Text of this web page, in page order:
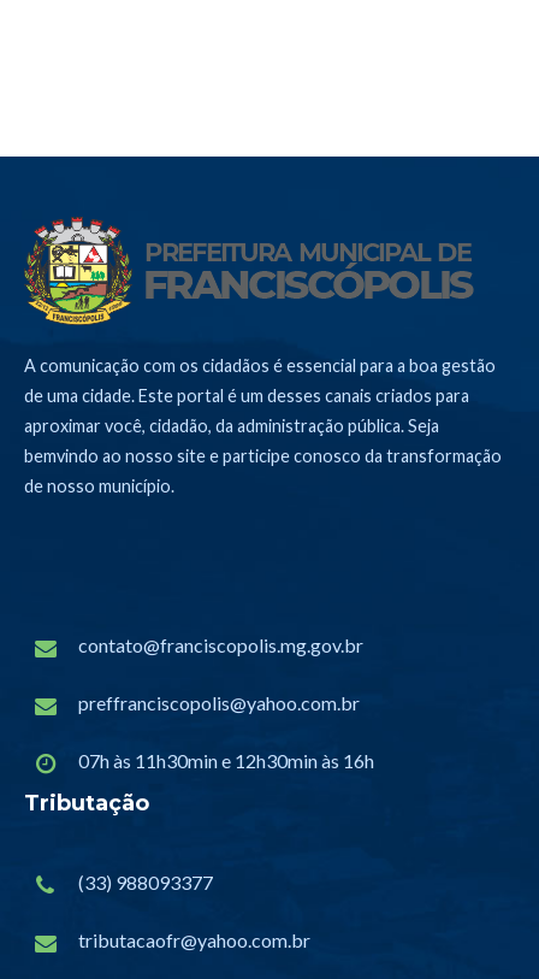
A comunicação com os cidadãos é essencial para a boa gestão
de uma cidade. Este portal é um desses canais criados para
aproximar você, cidadão, da administração pública. Seja
bemvindo ao nosso site e participe conosco da transformação
de nosso município.
contato@franciscopolis.mg.gov.br
preffranciscopolis@yahoo.com.br
07h às 11h30min e 12h30min às 16h
Tributação
(33) 988093377
tributacaofr@yahoo.com.br